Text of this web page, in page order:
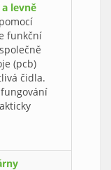
levně
funkční
(pcb)
čidla.